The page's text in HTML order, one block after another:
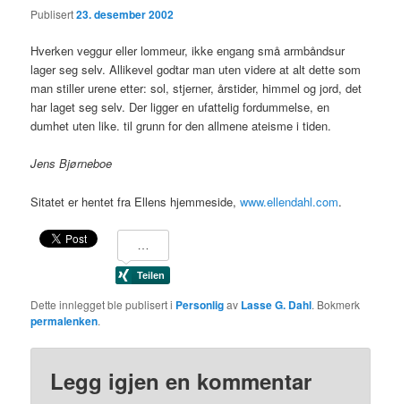
Publisert23. desember 2002
Hverken veggur eller lommeur, ikke engang små armbåndsur
lager seg selv. Allikevel godtar man uten videre at alt dette som
man stiller urene etter: sol, stjerner, årstider, himmel og jord, det
har laget seg selv. Der ligger en ufattelig fordummelse, en
dumhet uten like. til grunn for den allmene ateisme i tiden.
Jens Bjørneboe
Sitatet er hentet fra Ellens hjemmeside,www.ellendahl.com.
Dette innlegget ble publisert i Personligav Lasse G. Dahl. Bokmerk
permalenken.
Legg igjen en kommentar